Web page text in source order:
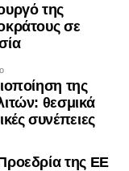
της
σε
της
θεσμικά
συνέπειες
της ΕΕ